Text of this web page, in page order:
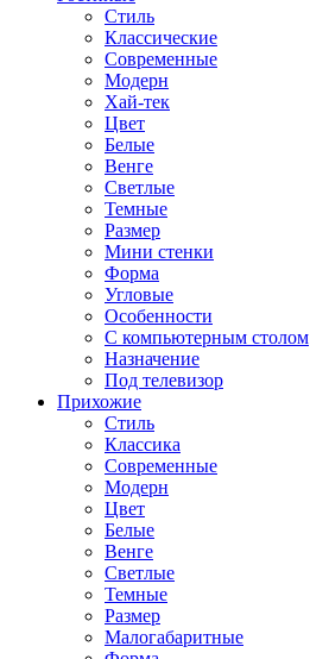
Стиль
Классические
Современные
Модерн
Хай-тек
Цвет
Белые
Венге
Светлые
Темные
Размер
Мини стенки
Форма
Угловые
Особенности
С компьютерным столом
Назначение
Под телевизор
Прихожие
Стиль
Классика
Современные
Модерн
Цвет
Белые
Венге
Светлые
Темные
Размер
Малогабаритные